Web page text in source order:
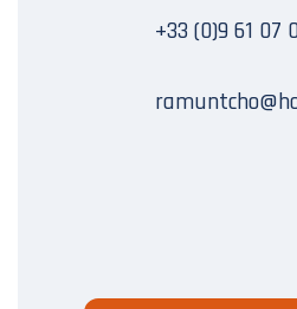
+33 (0)9 61 07